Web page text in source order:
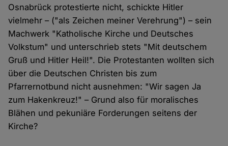
Osnabrück protestierte nicht, schickte Hitler
vielmehr – ("als Zeichen meiner Verehrung") – sein
Machwerk "Katholische Kirche und Deutsches
Volkstum" und unterschrieb stets "Mit deutschem
Gruß und Hitler Heil!". Die Protestanten wollten sich
über die Deutschen Christen bis zum
Pfarrernotbund nicht ausnehmen: "Wir sagen Ja
zum Hakenkreuz!" – Grund also für moralisches
Blähen und pekuniäre Forderungen seitens der
Kirche?